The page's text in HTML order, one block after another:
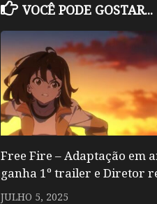
VOCÊ PODE GOSTAR...
Free Fire – Adaptação em
ganha 1º trailer e Diretor
JULHO 5, 2025